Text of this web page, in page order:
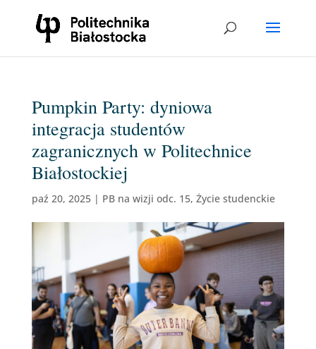
Pumpkin Party: dyniowa
integracja studentów
zagranicznych w Politechnice
Białostockiej
paź 20, 2025| PB na wizji odc. 15, Życie studenckie